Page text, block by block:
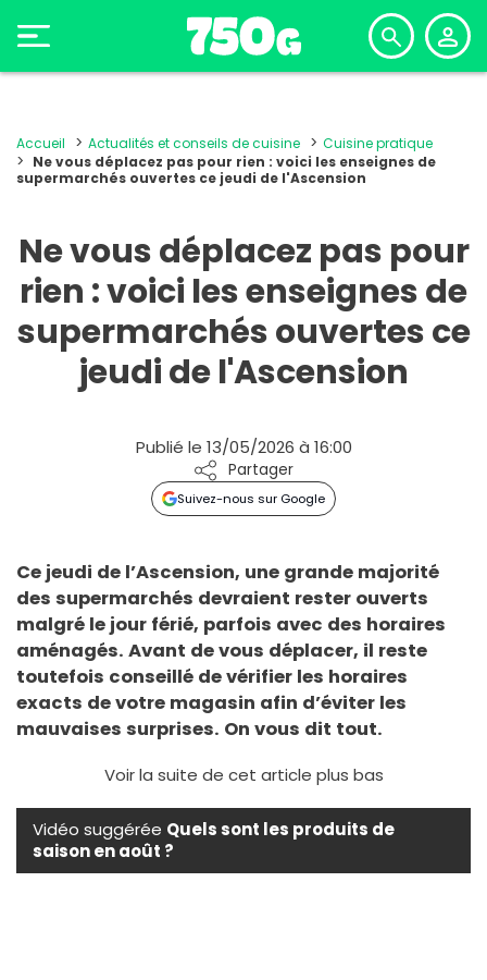
Accueil Actualités et conseils de cuisine
Cuisine pratique
Ne vous déplacez pas pour rien : voici les enseignes de
supermarchés ouvertes ce jeudi de l'Ascension
Ne vous déplacez pas pour
rien : voici les enseignes de
supermarchés ouvertes ce
jeudi de l'Ascension
Publié le 13/05/2026 à 16:00
Partager
Suivez-nous sur Google
Ce jeudi de l’Ascension, une grande majorité
des supermarchés devraient rester ouverts
malgré le jour férié, parfois avec des horaires
aménagés. Avant de vous déplacer, il reste
toutefois conseillé de vérifier les horaires
exacts de votre magasin afin d’éviter les
mauvaises surprises. On vous dit tout.
Voir la suite de cet article plus bas
Vidéo suggérée Quels sont les produits de
saison en août ?